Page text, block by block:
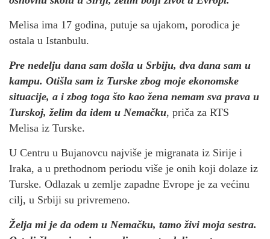
Melisa ima 17 godina, putuje sa ujakom, porodica je
ostala u Istanbulu.
Pre nedelju dana sam došla u Srbiju, dva dana sam u
kampu. Otišla sam iz Turske zbog moje ekonomske
situacije, a i zbog toga što kao žena nemam sva prava u
Turskoj, želim da idem u Nemačku, priča za RTS
Melisa iz Turske.
U Centru u Bujanovcu najviše je migranata iz Sirije i
Iraka, a u prethodnom periodu više je onih koji dolaze iz
Turske. Odlazak u zemlje zapadne Evrope je za većinu
cilj, u Srbiji su privremeno.
Želja mi je da odem u Nemačku, tamo živi moja sestra.